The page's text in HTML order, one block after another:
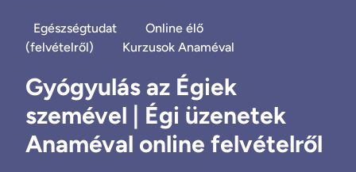
Egészségtudat
Online élő
(felvételről)
Kurzusok Anaméval
Gyógyulás az Égiek
szemével | Égi üzenetek
Anaméval online felvételről